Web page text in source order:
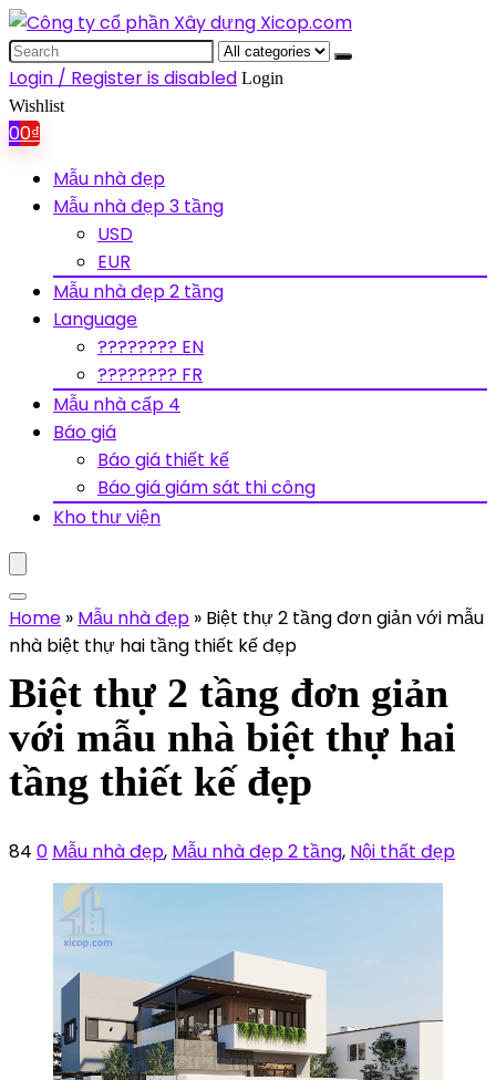
Search
for:
Login / Register is disabled Login
Wishlist
00₫
Mẫu nhà đẹp
Mẫu nhà đẹp 3 tầng
USD
EUR
Mẫu nhà đẹp 2 tầng
Language
???????? EN
???????? FR
Mẫu nhà cấp 4
Báo giá
Báo giá thiết kế
Báo giá giám sát thi công
Kho thư viện
Home » Mẫu nhà đẹp » Biệt thự 2 tầng đơn giản với mẫu
nhà biệt thự hai tầng thiết kế đẹp
Biệt thự 2 tầng đơn giản
với mẫu nhà biệt thự hai
tầng thiết kế đẹp
84 0 Mẫu nhà đẹp, Mẫu nhà đẹp 2 tầng, Nội thất đẹp